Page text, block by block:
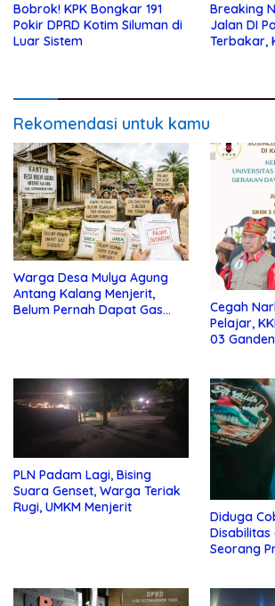
Bobrok! KPK Bongkar 191
Pokir DPRD Kotim Siluman di
Luar Sistem
Breaking
Jalan DI
Terbakar,
Rekomendasi untuk kamu
Warga Desa Mulya Agung
Antang Kalang Menjerit,
Belum Pernah Dapat Gas
Cegah
Pelajar,
03
PLN Padam Lagi, Bising
Suara Genset, Warga Teriak
Rugi, UMKM Menjerit
Diduga
Disabilitas
Seorang